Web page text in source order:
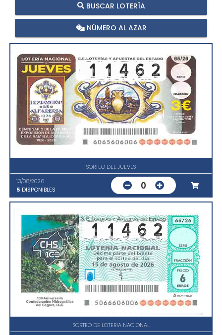
BUSCAR LOTERÍA
NÚMERO AL AZAR
SORTEO DEL JUEVES
13/08/2026
5 DISPONIBLES 0
SORTEO DE LOTERIA NACIONAL